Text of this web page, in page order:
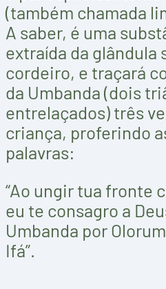
(também chamada
A saber, é uma
extraída da glândula
cordeiro, e traçará
da Umbanda (dois
entrelaçados) três
criança, proferindo
palavras:
“Ao ungir tua fronte
eu te consagro a
Umbanda por
Ifá”.